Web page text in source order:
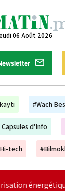
06 Août 2026
#Wach
Capsules d'Info
tech
des déchets